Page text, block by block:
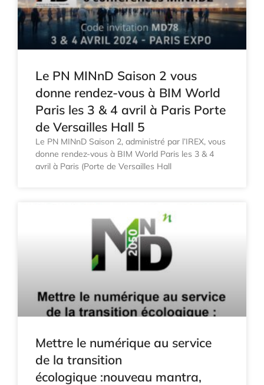
Le PN MINnD Saison 2 vous
donne rendez-vous à BIM World
Paris les 3 & 4 avril à Paris Porte
de Versailles Hall 5
Le PN MINnD Saison 2, administré par l’IREX, vous
donne rendez-vous à BIM World Paris les 3 & 4
avril à Paris (Porte de Versailles Hall
Mettre le numérique au service
de la transition
écologique :nouveau mantra,